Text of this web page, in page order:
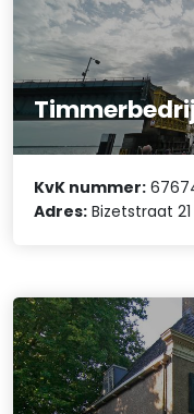
KvK nummer:
Adres: Bizetstraat 21